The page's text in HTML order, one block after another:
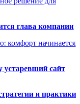
глава компании
комфорт начинается
устаревший сайт
и практики